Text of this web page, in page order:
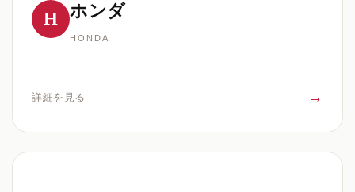
H ホンダ
HONDA
詳細を見る →